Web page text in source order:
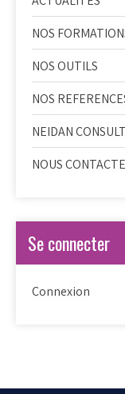
NOS
NOS OUTILS
NOS
NEIDAN
NOUS
Se connecter
Connexion